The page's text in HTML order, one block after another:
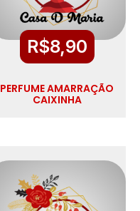
R$8,90
PERFUME AMARRAÇÃO
CAIXINHA